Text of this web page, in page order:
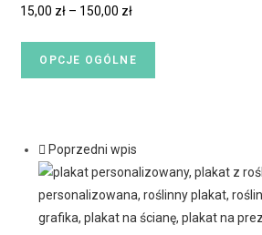
15,00 zł – 150,00 zł
OPCJE OGÓLNE
Poprzedni wpis